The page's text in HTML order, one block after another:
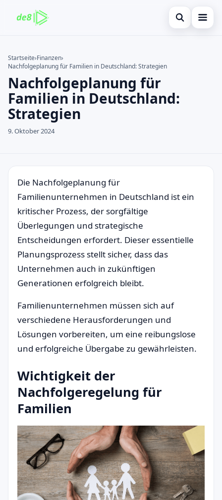
Suche öffnen
Finanzen
Kreditkarte
Investitionen
immobilienmarktes
Neugier
Auf der Website suchen
Suchen nach:
Enter drücken zum Suchen oder ESC zum Schließen.
Startseite›Finanzen›
Nachfolgeplanung für Familien in Deutschland: Strategien
Nachfolgeplanung für
Familien in Deutschland:
Strategien
9. Oktober 2024
Die Nachfolgeplanung für
Familienunternehmen in Deutschland ist ein
kritischer Prozess, der sorgfältige
Überlegungen und strategische
Entscheidungen erfordert. Dieser essentielle
Planungsprozess stellt sicher, dass das
Unternehmen auch in zukünftigen
Generationen erfolgreich bleibt.
Familienunternehmen müssen sich auf
verschiedene Herausforderungen und
Lösungen vorbereiten, um eine reibungslose
und erfolgreiche Übergabe zu gewährleisten.
Wichtigkeit der
Nachfolgeregelung für
Familien